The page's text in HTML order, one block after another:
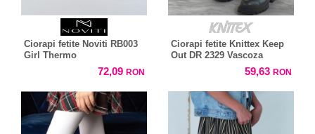
Ciorapi fetite Noviti RB003
Girl Thermo
72,09 RON
Ciorapi fetite Knittex Keep
Out DR 2329 Vascoza
59,63 RON